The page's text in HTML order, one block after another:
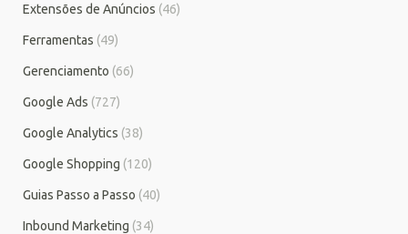
Extensões de Anúncios (46)
Ferramentas (49)
Gerenciamento (66)
Google Ads (727)
Google Analytics (38)
Google Shopping (120)
Guias Passo a Passo (40)
Inbound Marketing (34)